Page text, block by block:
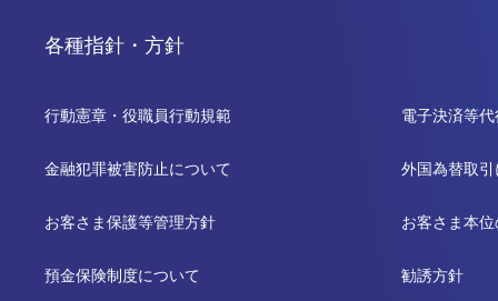
各種指針・方針
行動憲章・役職員行動規範
金融犯罪被害防止について
お客さま保護等管理方針
預金保険制度について
電子決済等
外国為替取
お客さま本
勧誘方針